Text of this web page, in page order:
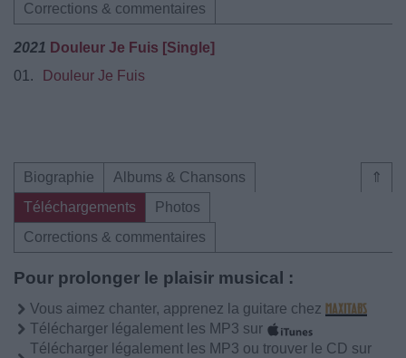
Corrections & commentaires
2021 Douleur Je Fuis [Single]
01.
Douleur Je Fuis
⇑
Biographie
Albums & Chansons
Téléchargements
Photos
Corrections & commentaires
Pour prolonger le plaisir musical :
Vous aimez chanter, apprenez la guitare chez
Télécharger légalement les MP3 sur
Télécharger légalement les MP3 ou trouver le CD sur